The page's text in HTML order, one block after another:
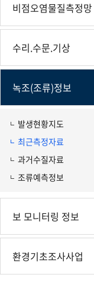
비점오염물질측정망
수리.수문.기상
녹조(조류)정보
발생현황지도
최근측정자료
과거수질자료
조류예측정보
보 모니터링 정보
환경기초조사사업